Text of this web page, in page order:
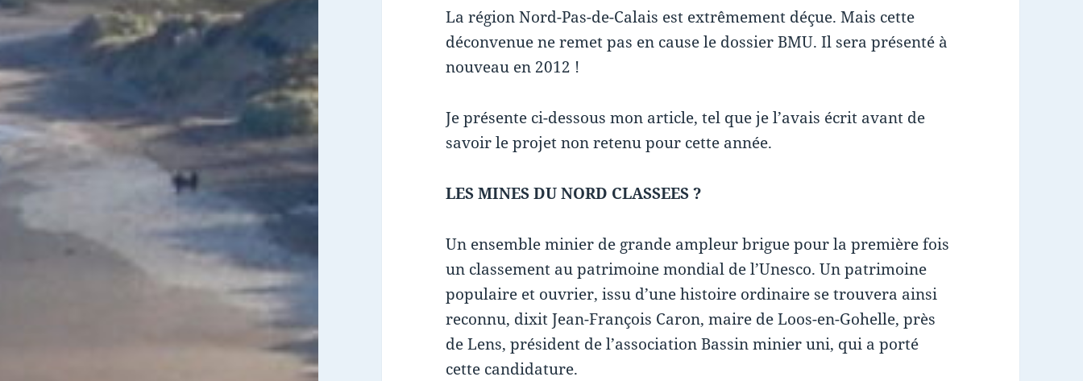
La région Nord-Pas-de-Calais est extrêmement déçue. Mais cette
déconvenue ne remet pas en cause le dossier BMU. Il sera présenté à
nouveau en 2012 !
Je présente ci-dessous mon article, tel que je l’avais écrit avant de
savoir le projet non retenu pour cette année.
LES MINES DU NORD CLASSEES ?
Un ensemble minier de grande ampleur brigue pour la première fois
un classement au patrimoine mondial de l’Unesco. Un patrimoine
populaire et ouvrier, issu d’une histoire ordinaire se trouvera ainsi
reconnu, dixit Jean-François Caron, maire de Loos-en-Gohelle, près
de Lens, président de l’association Bassin minier uni, qui a porté
cette candidature.